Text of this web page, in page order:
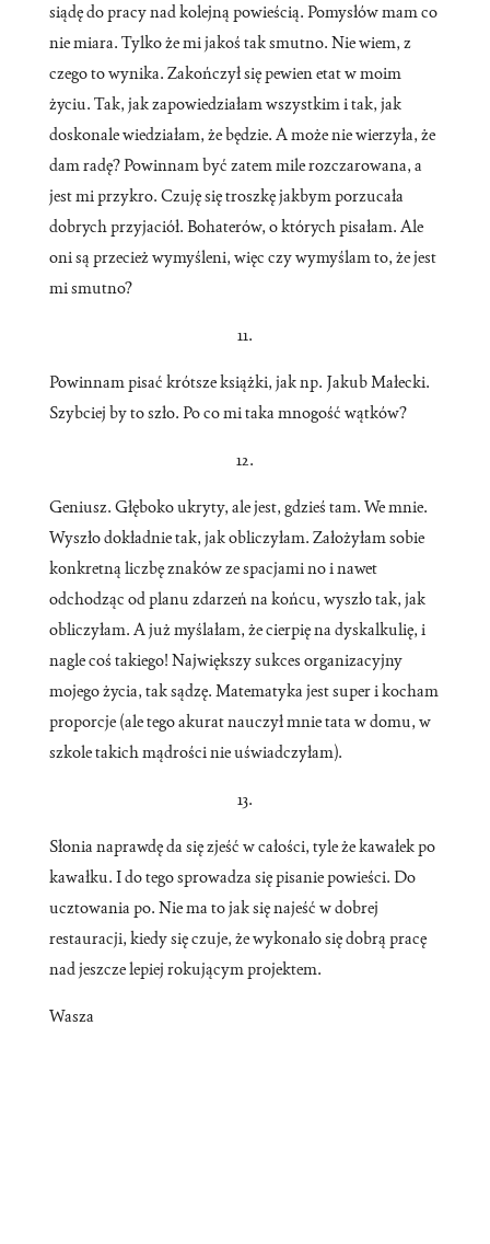
siądę do pracy nad kolejną powieścią. Pomysłów mam co
nie miara. Tylko że mi jakoś tak smutno. Nie wiem, z
czego to wynika. Zakończył się pewien etat w moim
życiu. Tak, jak zapowiedziałam wszystkim i tak, jak
doskonale wiedziałam, że będzie. A może nie wierzyła, że
dam radę? Powinnam być zatem mile rozczarowana, a
jest mi przykro. Czuję się troszkę jakbym porzucała
dobrych przyjaciół. Bohaterów, o których pisałam. Ale
oni są przecież wymyśleni, więc czy wymyślam to, że jest
mi smutno?
11.
Powinnam pisać krótsze książki, jak np. Jakub Małecki.
Szybciej by to szło. Po co mi taka mnogość wątków?
12.
Geniusz. Głęboko ukryty, ale jest, gdzieś tam. We mnie.
Wyszło dokładnie tak, jak obliczyłam. Założyłam sobie
konkretną liczbę znaków ze spacjami no i nawet
odchodząc od planu zdarzeń na końcu, wyszło tak, jak
obliczyłam. A już myślałam, że cierpię na dyskalkulię, i
nagle coś takiego! Największy sukces organizacyjny
mojego życia, tak sądzę. Matematyka jest super i kocham
proporcje (ale tego akurat nauczył mnie tata w domu, w
szkole takich mądrości nie uświadczyłam).
13.
Słonia naprawdę da się zjeść w całości, tyle że kawałek po
kawałku. I do tego sprowadza się pisanie powieści. Do
ucztowania po. Nie ma to jak się najeść w dobrej
restauracji, kiedy się czuje, że wykonało się dobrą pracę
nad jeszcze lepiej rokującym projektem.
Wasza